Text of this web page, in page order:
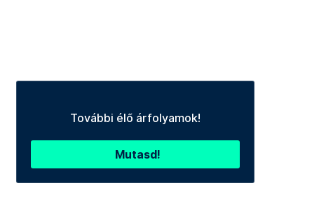
További élő árfolyamok!
Mutasd!